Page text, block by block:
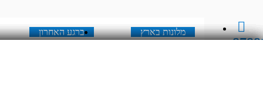
ברגע האחרון מלונות בארץ